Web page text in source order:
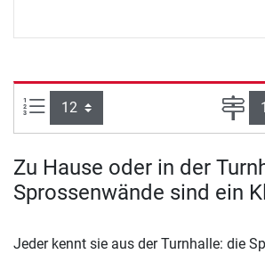
Artikel pro Seite:
Zu Hause oder in der
Sprossenwände sind ein
Jeder kennt sie aus der Turnhalle: die